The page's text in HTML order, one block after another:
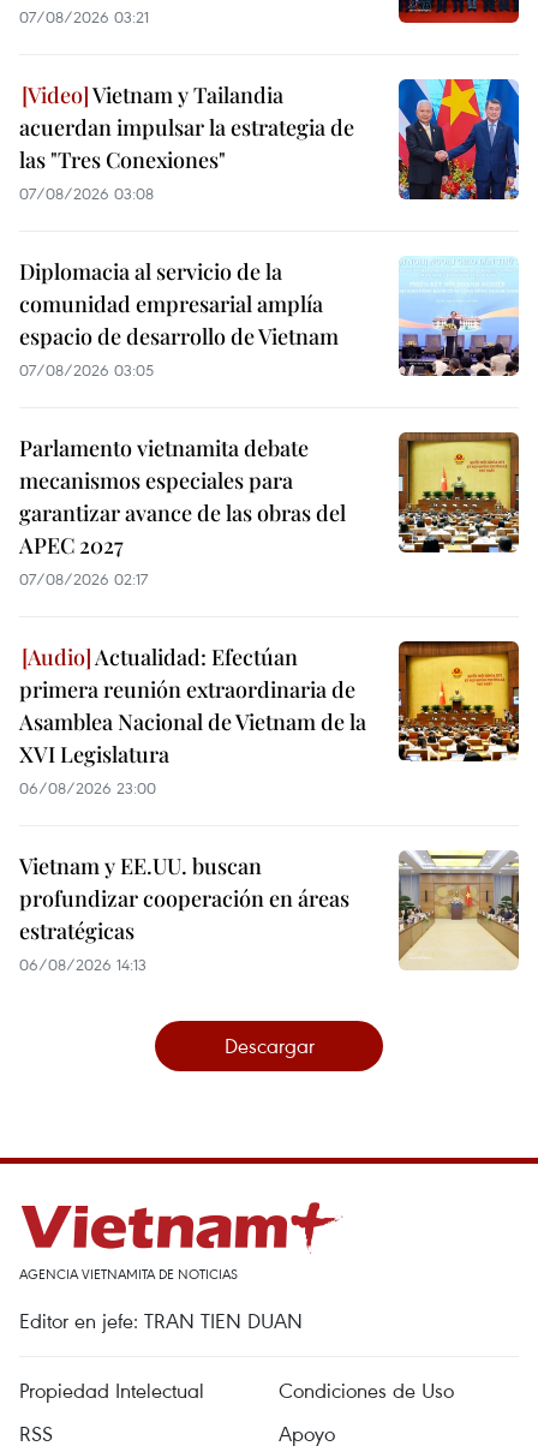
07/08/2026 03:21
Vietnam y Tailandia
acuerdan impulsar la estrategia de
las "Tres Conexiones"
07/08/2026 03:08
Diplomacia al servicio de la
comunidad empresarial amplía
espacio de desarrollo de Vietnam
07/08/2026 03:05
Parlamento vietnamita debate
mecanismos especiales para
garantizar avance de las obras del
APEC 2027
07/08/2026 02:17
Actualidad: Efectúan
primera reunión extraordinaria de
Asamblea Nacional de Vietnam de la
XVI Legislatura
06/08/2026 23:00
Vietnam y EE.UU. buscan
profundizar cooperación en áreas
estratégicas
06/08/2026 14:13
Descargar
AGENCIA VIETNAMITA DE NOTICIAS
Editor en jefe: TRAN TIEN DUAN
Propiedad Intelectual
Condiciones de Uso
RSS
Apoyo